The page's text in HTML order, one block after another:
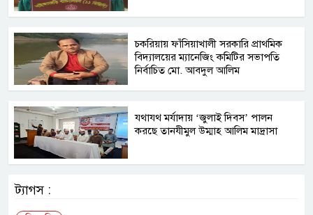
চকরিয়ায় ফাঁসিয়াখালী সরকারি প্রাথমিক
বিদ্যালয়ের ম্যানেজিং কমিটির সভাপতি
নির্বাচিত মো. আবদুল আলিম
যথাযথ মর্যাদায় ‘জুলাই দিবস’ পালন
করছে তানযীমুল উম্মাহ আলিম মাদ্রাসা
ট্যাগস :